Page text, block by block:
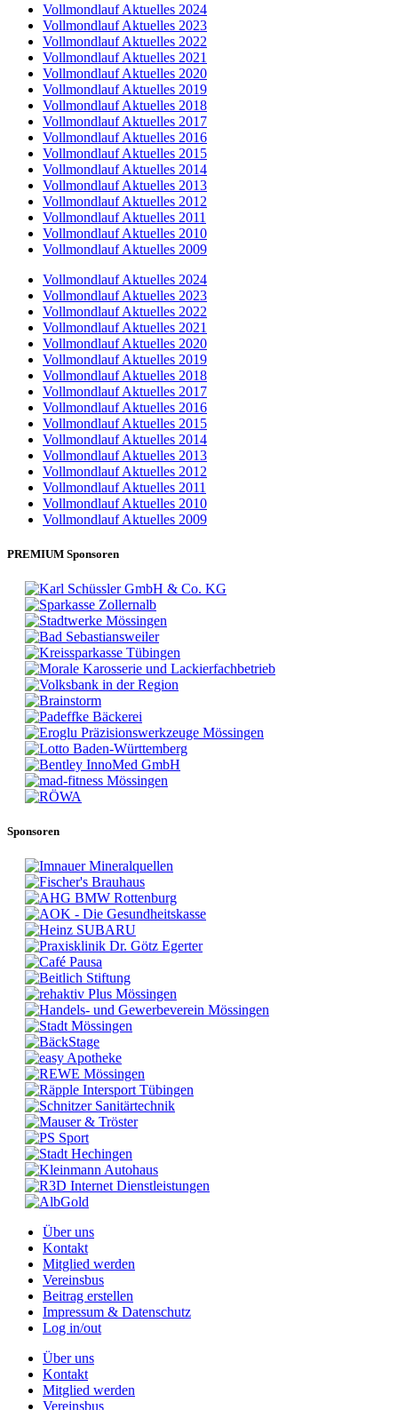
Vollmondlauf Aktuelles 2024
Vollmondlauf Aktuelles 2023
Vollmondlauf Aktuelles 2022
Vollmondlauf Aktuelles 2021
Vollmondlauf Aktuelles 2020
Vollmondlauf Aktuelles 2019
Vollmondlauf Aktuelles 2018
Vollmondlauf Aktuelles 2017
Vollmondlauf Aktuelles 2016
Vollmondlauf Aktuelles 2015
Vollmondlauf Aktuelles 2014
Vollmondlauf Aktuelles 2013
Vollmondlauf Aktuelles 2012
Vollmondlauf Aktuelles 2011
Vollmondlauf Aktuelles 2010
Vollmondlauf Aktuelles 2009
Vollmondlauf Aktuelles 2024
Vollmondlauf Aktuelles 2023
Vollmondlauf Aktuelles 2022
Vollmondlauf Aktuelles 2021
Vollmondlauf Aktuelles 2020
Vollmondlauf Aktuelles 2019
Vollmondlauf Aktuelles 2018
Vollmondlauf Aktuelles 2017
Vollmondlauf Aktuelles 2016
Vollmondlauf Aktuelles 2015
Vollmondlauf Aktuelles 2014
Vollmondlauf Aktuelles 2013
Vollmondlauf Aktuelles 2012
Vollmondlauf Aktuelles 2011
Vollmondlauf Aktuelles 2010
Vollmondlauf Aktuelles 2009
PREMIUM Sponsoren
Sponsoren
Über uns
Kontakt
Mitglied werden
Vereinsbus
Beitrag erstellen
Impressum & Datenschutz
Log in/out
Über uns
Kontakt
Mitglied werden
Vereinsbus